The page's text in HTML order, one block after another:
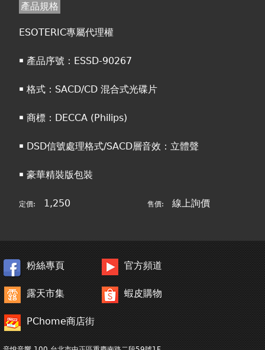
產品規格
ESOTERIC專屬代理權
￭ 產品序號：ESSD-90267
￭ 格式：SACD/CD 混合式光碟片
￭ 商標：DECCA (Philips)
￭ DSD信號處理格式/SACD層音效：立體聲
￭ 豪華精裝版包裝
定價: 1,250 售價: 線上詢價
粉絲專頁 官方頻道
露天市集 蝦皮購物
PChome商店街